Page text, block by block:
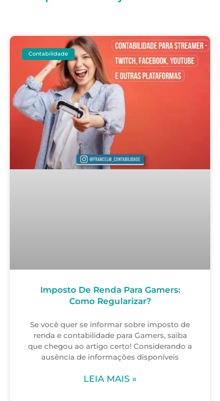
Contabilidade
Imposto De Renda Para Gamers:
Como Regularizar?
Se você quer se informar sobre imposto de
renda e contabilidade para Gamers, saiba
que chegou ao artigo certo! Considerando a
ausência de informações disponíveis
LEIA MAIS »